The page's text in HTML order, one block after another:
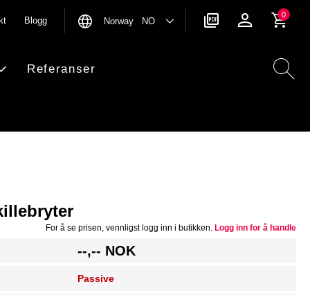
Referanser
Blogg Norway NO
0
For å se prisen, vennligst logg inn i butikken. Logg inn for å handle
--,-- NOK
Passive